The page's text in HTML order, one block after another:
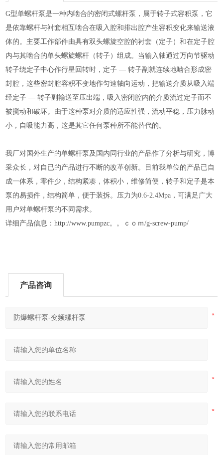
G型单螺杆泵是一种内啮合的密闭式螺杆泵，属于转子式容积泵，它
是依靠螺杆与衬套相互啮合在吸入腔和排出腔产生容积变化来输送液
体的。主要工作部件由具有双头螺旋空腔的衬套（定子）和在定子腔
内与其啮合的单头螺旋螺杆（转子）组成。当输入轴通过万向节驱动
转子绕定子中心作行星回转时，定子 — 转子副就连续地啮合形成密
封腔，这些密封腔容积不变地作匀速轴向运动，把输送介质从吸入端
经定子 — 转子副输送至压出端，吸入密闭腔内的介质流过定子而不
被搅动和破坏。由于这种泵对介质的适应性强，流动平稳，压力脉动
小，自吸能力高，这是其它任何泵种所不能替代的。
我厂对国外生产的单螺杆泵及国内同行业的产品作了分析与研究，博
采众长，对自已的产品进行不断的改革创新。目前我单位的产品已自
成一体系，零件少，结构紧凑，体积小，维修简便，转子和定子是本
泵的易损件，结构简单，便于装拆。压力为0.6-2.4Mpa，可满足广大
用户对单螺杆泵的不同需求。
详细产品信息：http://www.pumpzc。。ｃｏｍ/g-screw-pump/
产品咨询